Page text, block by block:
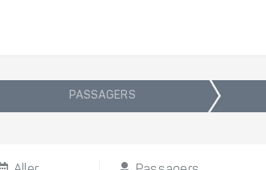
PASSAGERS